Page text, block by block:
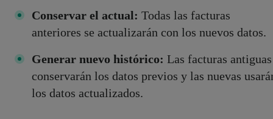
Conservar el actual: Todas las facturas
anteriores se actualizarán con los nuevos datos.
Generar nuevo histórico: Las facturas antiguas
conservarán los datos previos y las nuevas
los datos actualizados.